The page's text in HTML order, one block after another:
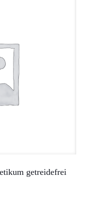
getreidefrei